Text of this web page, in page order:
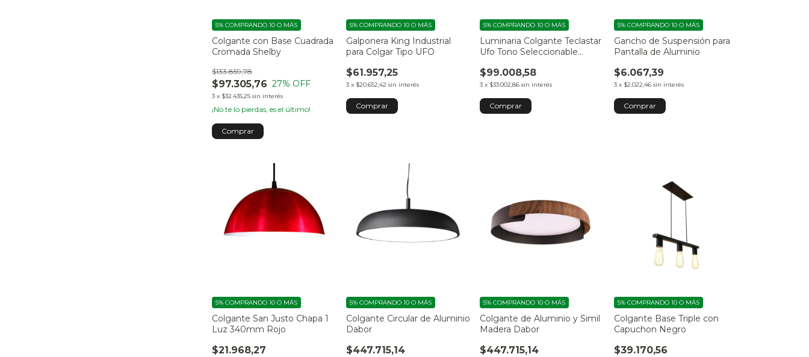
Colgante con Base Cuadrada
Cromada Shelby
$97.305,76
$133.859,78
27% OFF
3 x $32.435,25 sin interés
5%COMPRANDO 10 O MÁS
¡No te lo pierdas, es el último!
Galponera King Industrial
para Colgar Tipo UFO
$61.957,25
3 x $20.652,42 sin interés
5% COMPRANDO 10 O MÁS
Luminaria Colgante Teclastar
Ufo Tono Seleccionable
$99.008,58
3 x $33.002,86 sin interés
5%COMPRANDO 10 O MÁS
Comprar
Gancho de Suspensión para
Pantalla de Aluminio
$6.067,39
3 x $2.022,46 sin interés
5% COMPRANDO 10 O MÁS
Colgante San Justo Chapa 1
Luz 340mm Rojo
$21.968,27
5%COMPRANDO 10 O MÁS
Colgante Circular de Aluminio
Dabor
$447.715,14
5% COMPRANDO 10 O MÁS
Colgante de Aluminio y Simil
Madera Dabor
$447.715,14
5%COMPRANDO 10 O MÁS
Colgante Base Triple con
Capuchon Negro
$39.170,56
5% COMPRANDO 10 O MÁS